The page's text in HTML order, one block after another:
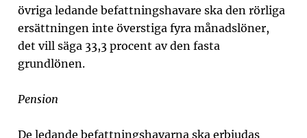
övriga ledande befattningshavare ska den rörliga
ersättningen inte överstiga fyra månadslöner,
det vill säga 33,3 procent av den fasta
grundlönen.
Pension
De ledande befattningshavarna ska erbjudas